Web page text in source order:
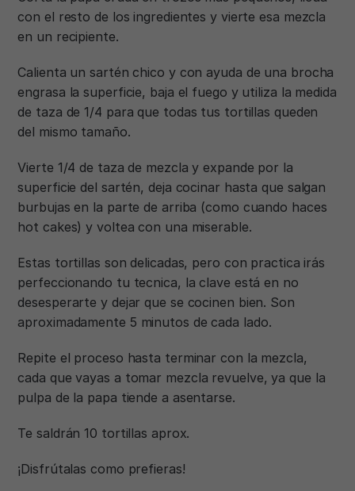
con el resto de los ingredientes y vierte esa mezcla
en un recipiente.
Calienta un sartén chico y con ayuda de una brocha
engrasa la superficie, baja el fuego y utiliza la medida
de taza de 1/4 para que todas tus tortillas queden
del mismo tamaño.
Vierte 1/4 de taza de mezcla y expande por la
superficie del sartén, deja cocinar hasta que salgan
burbujas en la parte de arriba (como cuando haces
hot cakes) y voltea con una miserable.
Estas tortillas son delicadas, pero con practica irás
perfeccionando tu tecnica, la clave está en no
desesperarte y dejar que se cocinen bien. Son
aproximadamente 5 minutos de cada lado.
Repite el proceso hasta terminar con la mezcla,
cada que vayas a tomar mezcla revuelve, ya que la
pulpa de la papa tiende a asentarse.
Te saldrán 10 tortillas aprox.
¡Disfrútalas como prefieras!